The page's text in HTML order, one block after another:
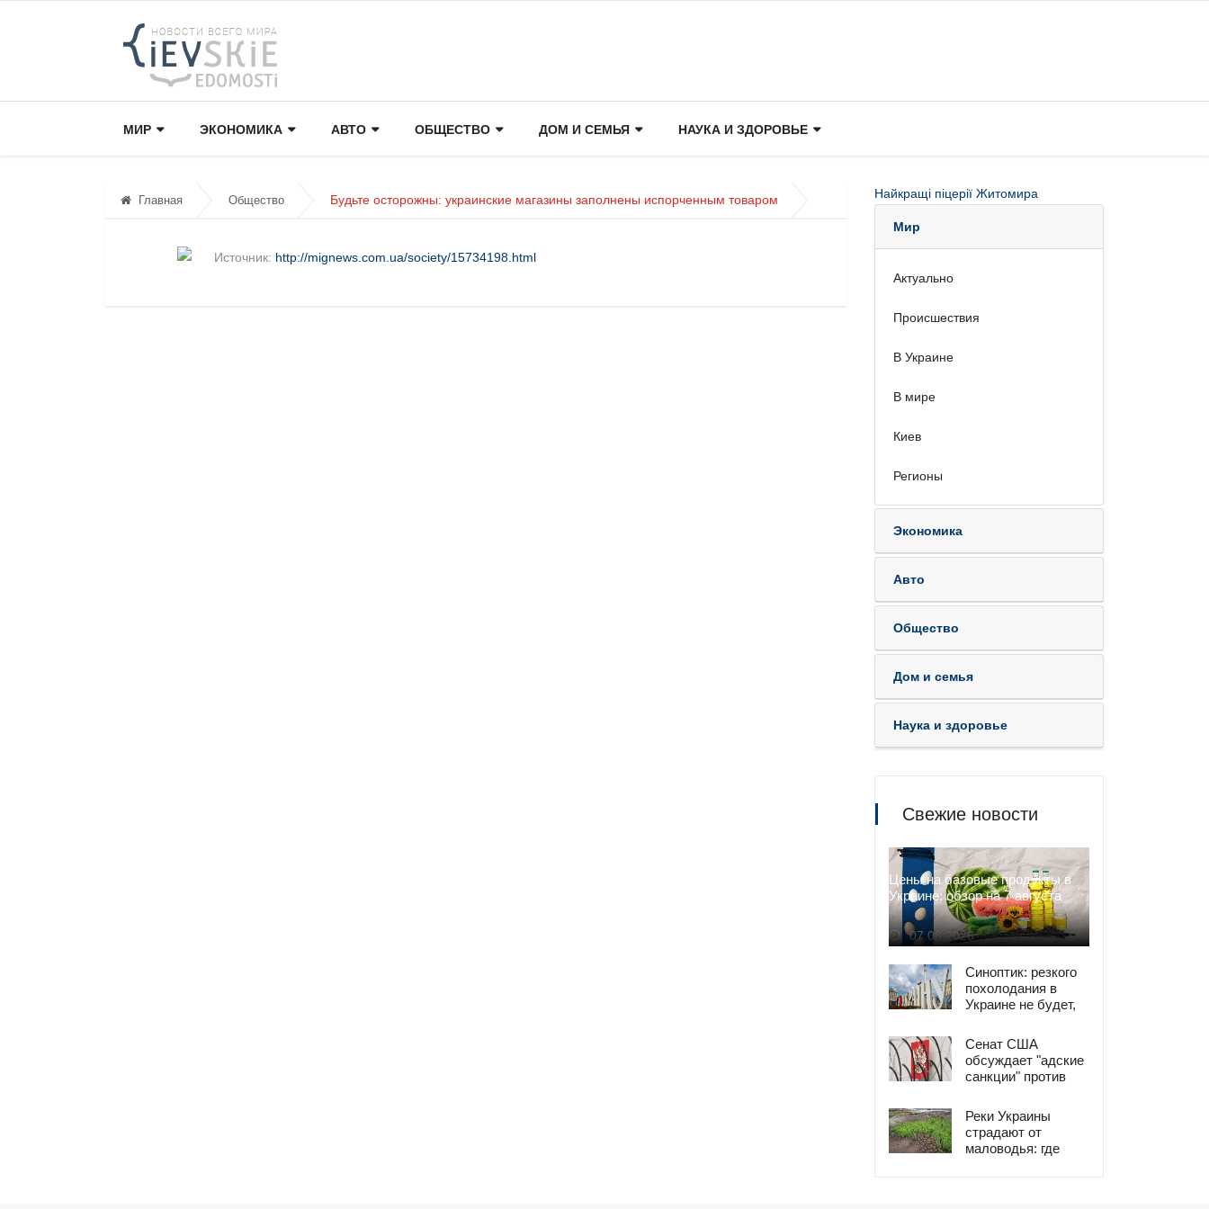
МИР ЭКОНОМИКА АВТО ОБЩЕСТВО ДОМ И СЕМЬЯ НАУКА И ЗДОРОВЬЕ
Главная Общество Будьте осторожны: украинские магазины заполнены испорченным товаром
Источник: http://mignews.com.ua/society/15734198.html
Найкращі піцерії Житомира
Мир
Актуально
Происшествия
В Украине
В мире
Киев
Регионы
Экономика
Авто
Общество
Дом и семья
Наука и здоровье
Свежие новости
Цены на базовые продукты в
Украине: обзор на 7 августа
07.08.2026
Синоптик: резкого
похолодания в
Украине не будет,
комфортом
Сенат США
обсуждает "адские
санкции" против
Реки Украины
страдают от
маловодья: где